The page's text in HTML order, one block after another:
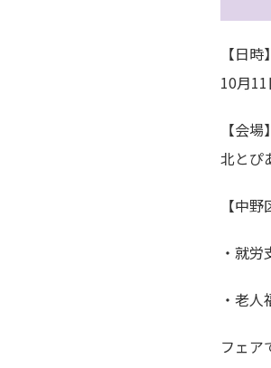
【日時
10月
【会場
北とぴ
【中
・就
・老
フェア